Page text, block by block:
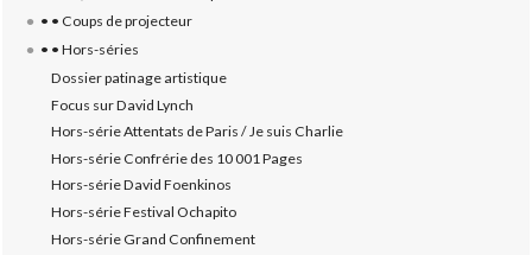
• • Coups de projecteur
• • Hors-séries
Dossier patinage artistique
Focus sur David Lynch
Hors-série Attentats de Paris / Je suis Charlie
Hors-série Confrérie des 10 001 Pages
Hors-série David Foenkinos
Hors-série Festival Ochapito
Hors-série Grand Confinement